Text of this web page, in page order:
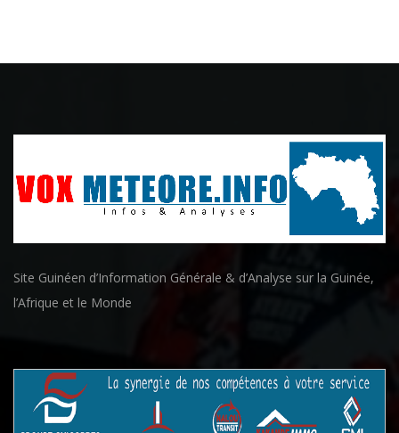
Site Guinéen d’Information Générale & d’Analyse sur la Guinée,
l’Afrique et le Monde